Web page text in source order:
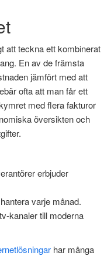
att teckna ett kombinerat
En av de främsta
jämfört med att
ofta att man får ett
med flera fakturor
översikten och
erbjuder
varje månad.
kanaler till moderna
har många